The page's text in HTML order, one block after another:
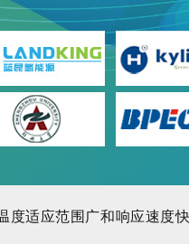
适应范围广和响应速度